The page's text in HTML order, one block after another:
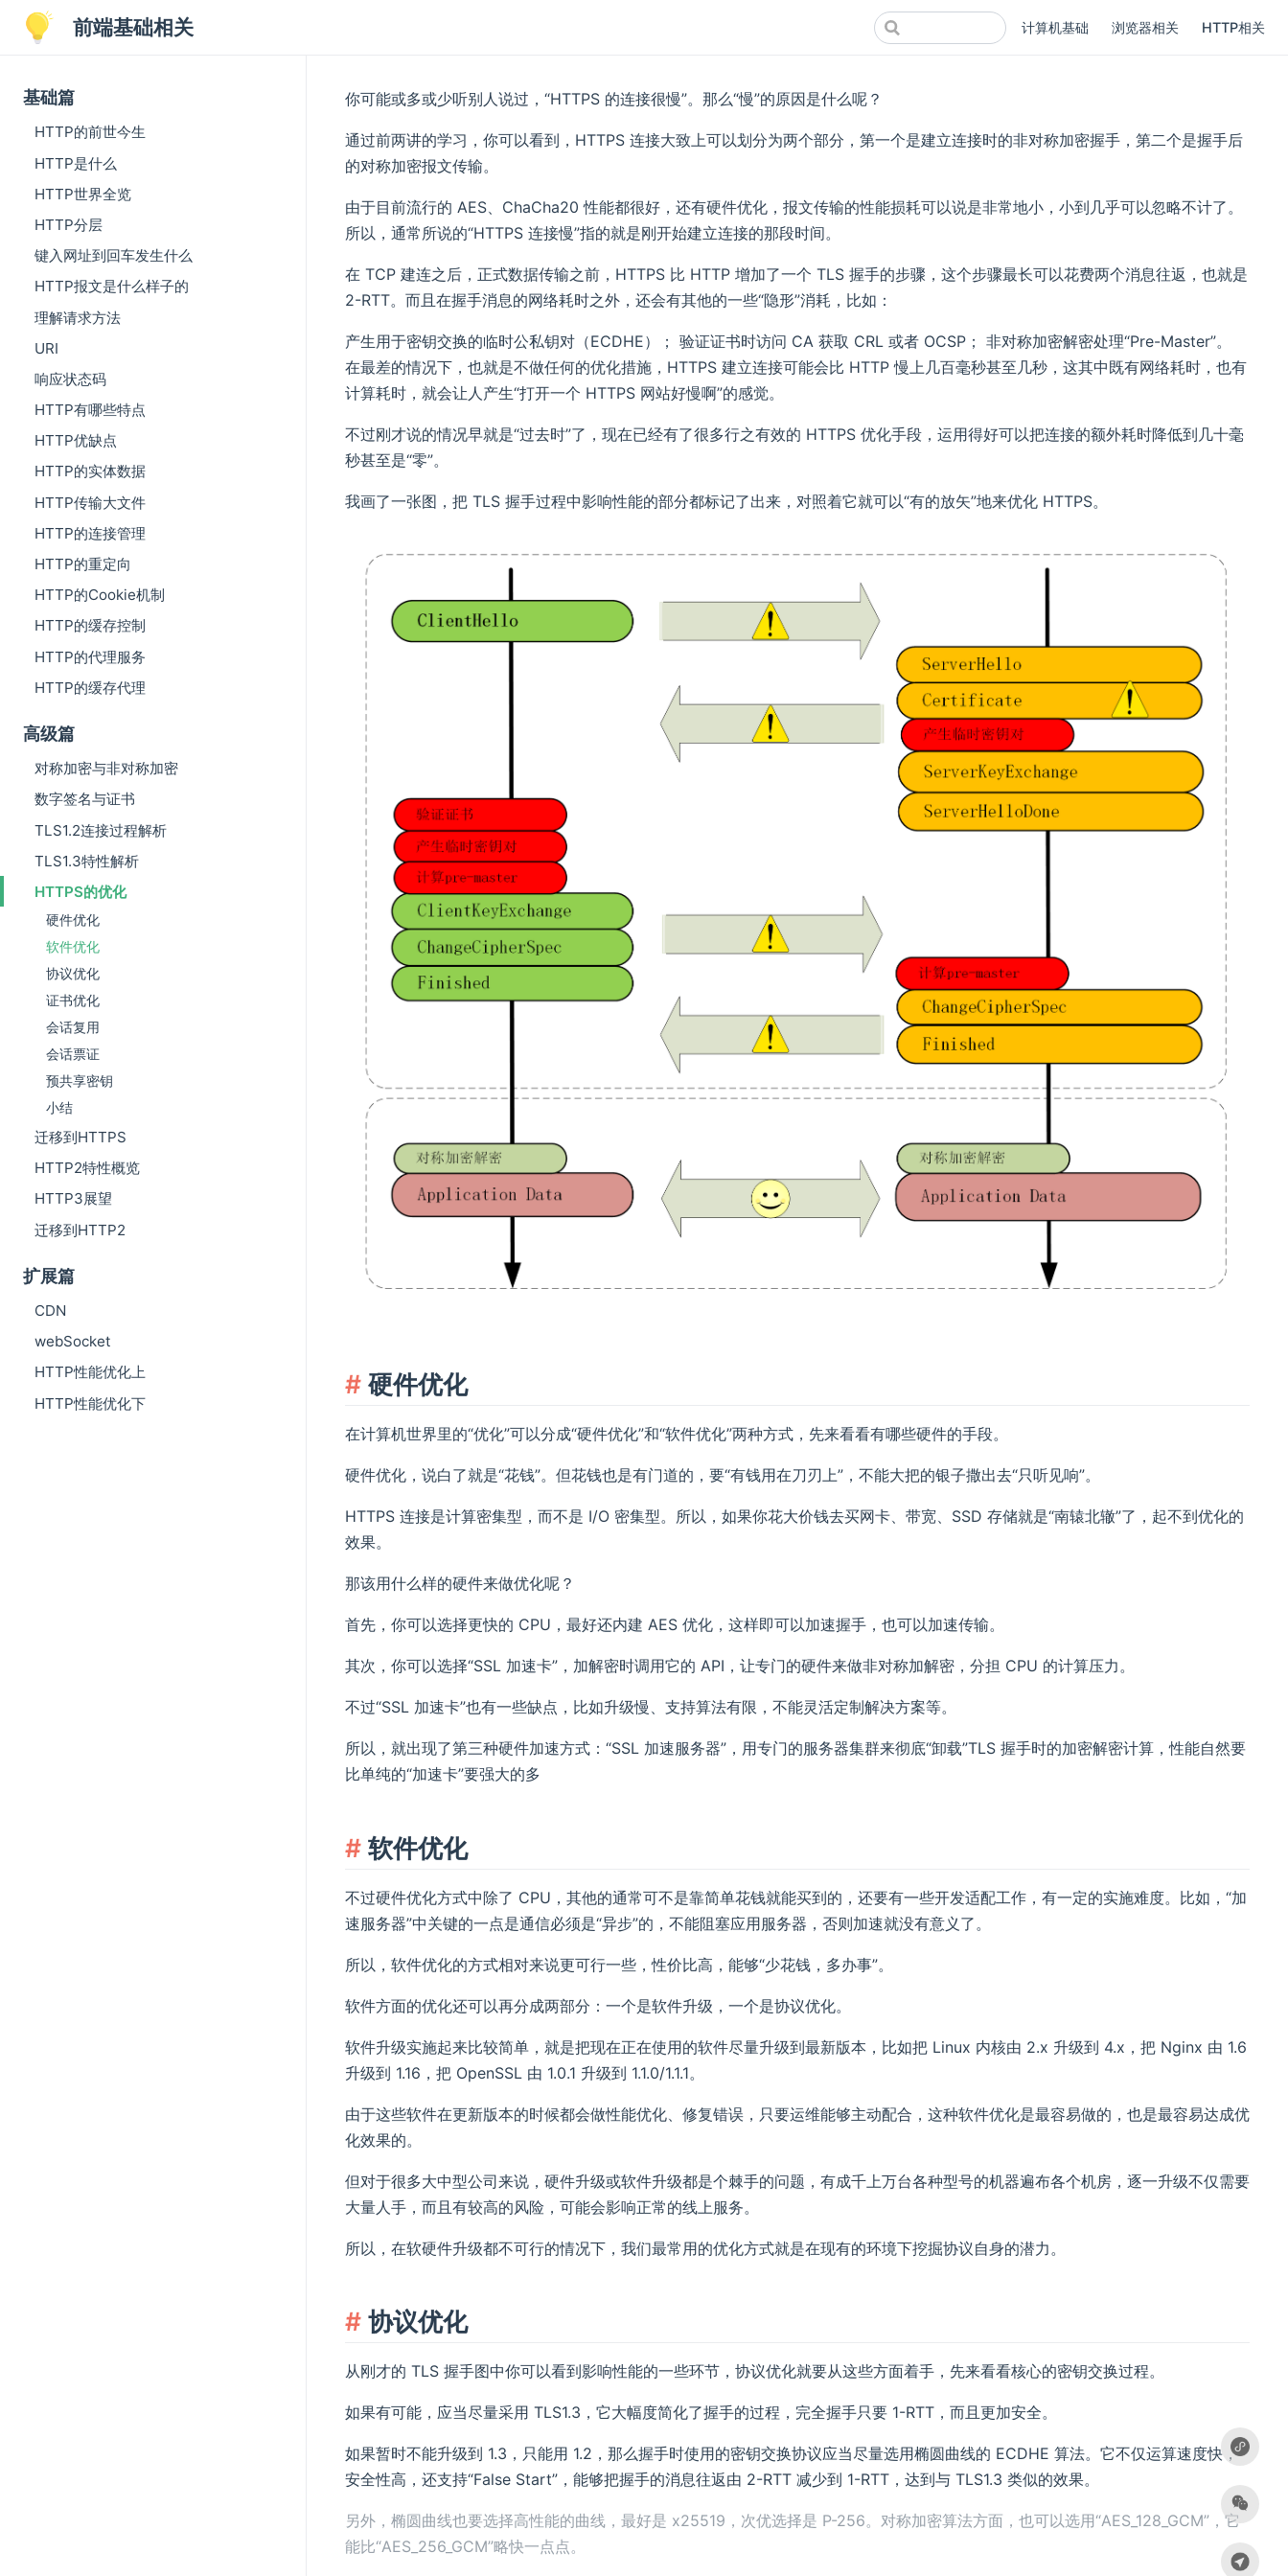
前端基础相关 计算机基础 浏览器相关 HTTP相关
基础篇
HTTP的前世今生
HTTP是什么
HTTP世界全览
HTTP分层
键入网址到回车发生什么
HTTP报文是什么样子的
理解请求方法
URI
响应状态码
HTTP有哪些特点
HTTP优缺点
HTTP的实体数据
HTTP传输大文件
HTTP的连接管理
HTTP的重定向
HTTP的Cookie机制
HTTP的缓存控制
HTTP的代理服务
HTTP的缓存代理
高级篇
对称加密与非对称加密
数字签名与证书
TLS1.2连接过程解析
TLS1.3特性解析
HTTPS的优化
硬件优化
软件优化
协议优化
证书优化
会话复用
会话票证
预共享密钥
小结
迁移到HTTPS
HTTP2特性概览
HTTP3展望
迁移到HTTP2
扩展篇
CDN
webSocket
HTTP性能优化上
HTTP性能优化下
你可能或多或少听别人说过，“HTTPS 的连接很慢”。那么“慢”的原因是什么呢？
通过前两讲的学习，你可以看到，HTTPS 连接大致上可以划分为两个部分，第一个是建立连接时的非对称加密握手，第二个是握手后
的对称加密报文传输。
由于目前流行的 AES、ChaCha20 性能都很好，还有硬件优化，报文传输的性能损耗可以说是非常地小，小到几乎可以忽略不计了。
所以，通常所说的“HTTPS 连接慢”指的就是刚开始建立连接的那段时间。
在 TCP 建连之后，正式数据传输之前，HTTPS 比 HTTP 增加了一个 TLS 握手的步骤，这个步骤最长可以花费两个消息往返，也就是
2-RTT。而且在握手消息的网络耗时之外，还会有其他的一些“隐形”消耗，比如：
产生用于密钥交换的临时公私钥对（ECDHE）； 验证证书时访问 CA 获取 CRL 或者 OCSP； 非对称加密解密处理“Pre-Master”。
在最差的情况下，也就是不做任何的优化措施，HTTPS 建立连接可能会比 HTTP 慢上几百毫秒甚至几秒，这其中既有网络耗时，也有
计算耗时，就会让人产生“打开一个 HTTPS 网站好慢啊”的感觉。
不过刚才说的情况早就是“过去时”了，现在已经有了很多行之有效的 HTTPS 优化手段，运用得好可以把连接的额外耗时降低到几十毫
秒甚至是“零”。
我画了一张图，把 TLS 握手过程中影响性能的部分都标记了出来，对照着它就可以“有的放矢”地来优化 HTTPS。
硬件优化
在计算机世界里的“优化”可以分成“硬件优化”和“软件优化”两种方式，先来看看有哪些硬件的手段。
硬件优化，说白了就是“花钱”。但花钱也是有门道的，要“有钱用在刀刃上”，不能大把的银子撒出去“只听见响”。
HTTPS 连接是计算密集型，而不是 I/O 密集型。所以，如果你花大价钱去买网卡、带宽、SSD 存储就是“南辕北辙”了，起不到优化的
效果。
那该用什么样的硬件来做优化呢？
首先，你可以选择更快的 CPU，最好还内建 AES 优化，这样即可以加速握手，也可以加速传输。
其次，你可以选择“SSL 加速卡”，加解密时调用它的 API，让专门的硬件来做非对称加解密，分担 CPU 的计算压力。
不过“SSL 加速卡”也有一些缺点，比如升级慢、支持算法有限，不能灵活定制解决方案等。
所以，就出现了第三种硬件加速方式：“SSL 加速服务器”，用专门的服务器集群来彻底“卸载”TLS 握手时的加密解密计算，性能自然要
比单纯的“加速卡”要强大的多
软件优化
不过硬件优化方式中除了 CPU，其他的通常可不是靠简单花钱就能买到的，还要有一些开发适配工作，有一定的实施难度。比如，“加
速服务器”中关键的一点是通信必须是“异步”的，不能阻塞应用服务器，否则加速就没有意义了。
所以，软件优化的方式相对来说更可行一些，性价比高，能够“少花钱，多办事”。
软件方面的优化还可以再分成两部分：一个是软件升级，一个是协议优化。
软件升级实施起来比较简单，就是把现在正在使用的软件尽量升级到最新版本，比如把 Linux 内核由 2.x 升级到 4.x，把 Nginx 由 1.6
升级到 1.16，把 OpenSSL 由 1.0.1 升级到 1.1.0/1.1.1。
由于这些软件在更新版本的时候都会做性能优化、修复错误，只要运维能够主动配合，这种软件优化是最容易做的，也是最容易达成优
化效果的。
但对于很多大中型公司来说，硬件升级或软件升级都是个棘手的问题，有成千上万台各种型号的机器遍布各个机房，逐一升级不仅需要
大量人手，而且有较高的风险，可能会影响正常的线上服务。
所以，在软硬件升级都不可行的情况下，我们最常用的优化方式就是在现有的环境下挖掘协议自身的潜力。
协议优化
从刚才的 TLS 握手图中你可以看到影响性能的一些环节，协议优化就要从这些方面着手，先来看看核心的密钥交换过程。
如果有可能，应当尽量采用 TLS1.3，它大幅度简化了握手的过程，完全握手只要 1-RTT，而且更加安全。
如果暂时不能升级到 1.3，只能用 1.2，那么握手时使用的密钥交换协议应当尽量选用椭圆曲线的 ECDHE 算法。它不仅运算速度快，
安全性高，还支持“False Start”，能够把握手的消息往返由 2-RTT 减少到 1-RTT，达到与 TLS1.3 类似的效果。
另外，椭圆曲线也要选择高性能的曲线，最好是 x25519，次优选择是 P-256。对称加密算法方面，也可以选用“AES_128_GCM”，它
能比“AES_256_GCM”略快一点点。